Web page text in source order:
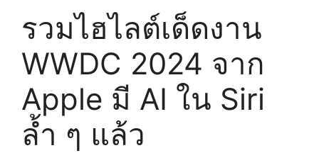
รวมไฮไลต์เด็ดงาน
WWDC 2024 จาก
Apple มี AI ใน Siri
ล้ำ ๆ แล้ว